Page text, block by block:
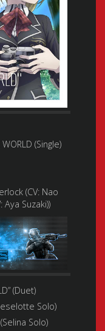
(Single)
(CV: Nao
Aya Suzaki))
(Duet)
Solo)
(Selina Solo)